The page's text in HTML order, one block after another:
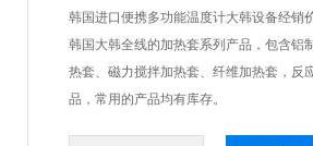
韩国进口便携多功能温度计大韩设备经销
韩国大韩全线的加热套系列产品，包含铝
热套、磁力搅拌加热套、纤维加热套，反
品，常用的产品均有库存。